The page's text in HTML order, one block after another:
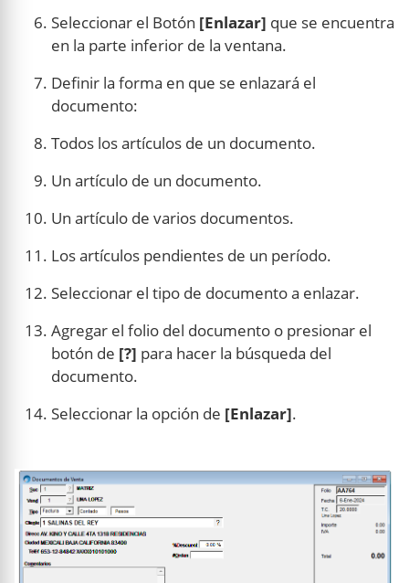
Seleccionar el Botón [Enlazar] que se encuentra
en la parte inferior de la ventana.
Definir la forma en que se enlazará el
documento:
Todos los artículos de un documento.
Un artículo de un documento.
Un artículo de varios documentos.
Los artículos pendientes de un período.
Seleccionar el tipo de documento a enlazar.
Agregar el folio del documento o presionar el
botón de [?] para hacer la búsqueda del
documento.
Seleccionar la opción de [Enlazar].